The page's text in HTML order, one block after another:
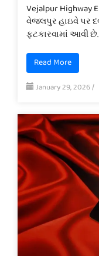
Vejalpur Highway
વેજલપુર હાઇવે પર
ફટકારવામાં આવી
Read More
January 29, 2026/